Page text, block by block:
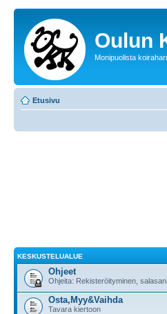
Oulun
Monipuolista
Etusivu
KESKUSTELUALUE
Ohjeet
Ohjeita: Rekisteröityminen,
Osta,Myy&Vaihda
Tavara kiertoon